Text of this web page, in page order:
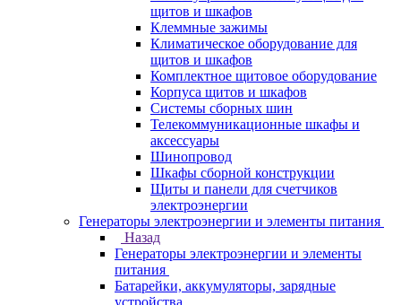
щитов и шкафов
Клеммные зажимы
Климатическое оборудование для
щитов и шкафов
Комплектное щитовое оборудование
Корпуса щитов и шкафов
Системы сборных шин
Телекоммуникационные шкафы и
аксессуары
Шинопровод
Шкафы сборной конструкции
Щиты и панели для счетчиков
электроэнергии
Генераторы электроэнергии и элементы питания
Назад
Генераторы электроэнергии и элементы
питания
Батарейки, аккумуляторы, зарядные
устройства